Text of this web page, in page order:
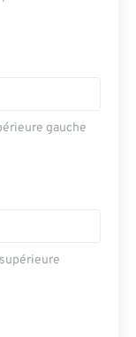
gauche